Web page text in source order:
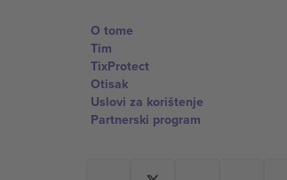
O tome
Tim
TixProtect
Otisak
Uslovi za korištenje
Partnerski program